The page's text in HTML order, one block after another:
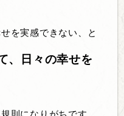
を実感できない、と
、日々の幸せを